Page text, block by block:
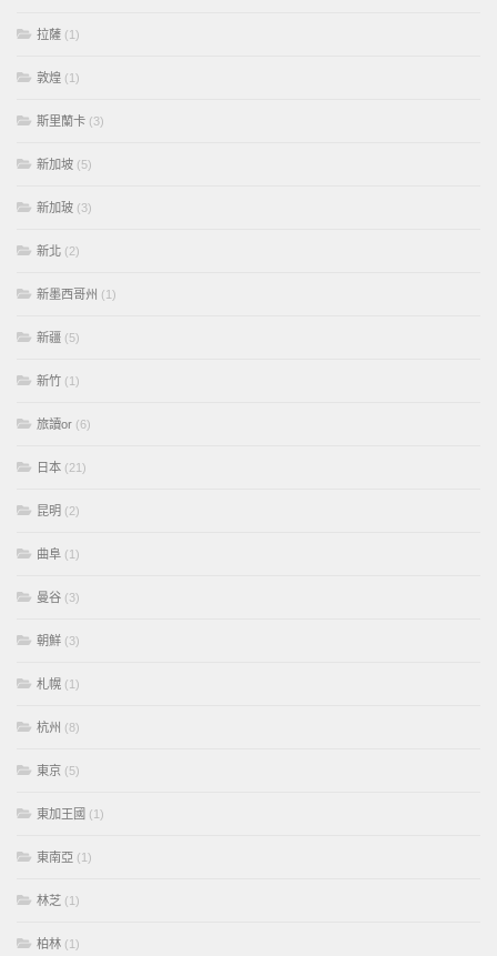
拉薩 (1)
敦煌 (1)
斯里蘭卡 (3)
新加坡 (5)
新加玻 (3)
新北 (2)
新墨西哥州 (1)
新疆 (5)
新竹 (1)
旅讀or (6)
日本 (21)
昆明 (2)
曲阜 (1)
曼谷 (3)
朝鮮 (3)
札幌 (1)
杭州 (8)
東京 (5)
東加王國 (1)
東南亞 (1)
林芝 (1)
柏林 (1)